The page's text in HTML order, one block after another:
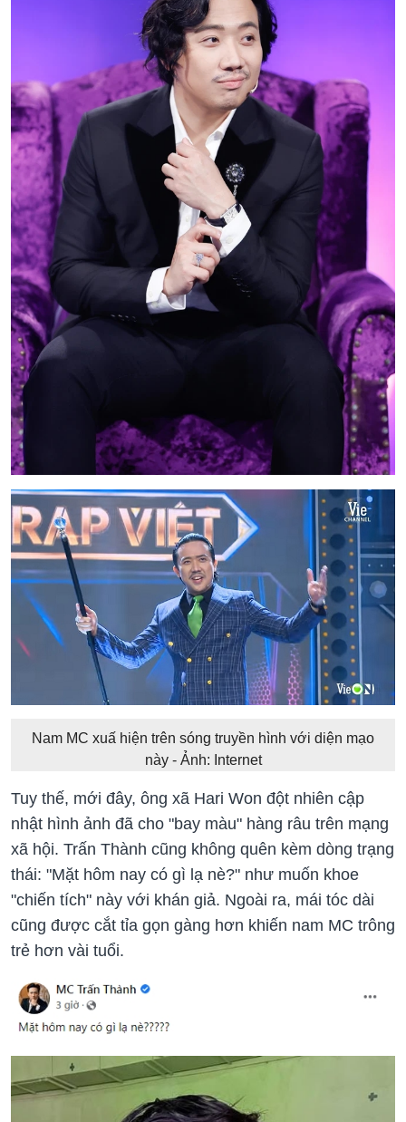
Nam MC xuấ hiện trên sóng truyền hình với diện mạo
này - Ảnh: Internet
Tuy thế, mới đây, ông xã Hari Won đột nhiên cập
nhật hình ảnh đã cho "bay màu" hàng râu trên mạng
xã hội. Trấn Thành cũng không quên kèm dòng trạng
thái: "Mặt hôm nay có gì lạ nè?" như muốn khoe
"chiến tích" này với khán giả. Ngoài ra, mái tóc dài
cũng được cắt tỉa gọn gàng hơn khiến nam MC trông
trẻ hơn vài tuổi.